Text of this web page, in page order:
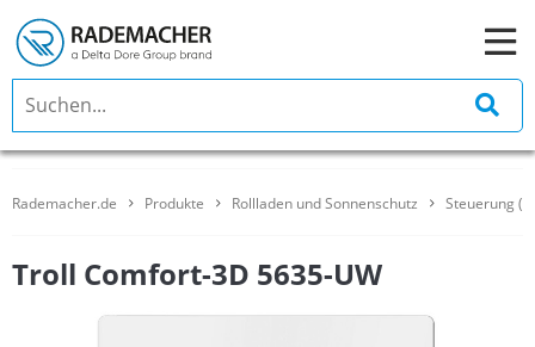
Rademacher.de Produkte Rollladen und Sonnenschutz Steuerung
Troll Comfort-3D 5635-UW